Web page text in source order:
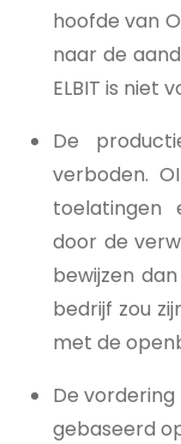
hoofde van
naar de
ELBIT is niet
De
verboden.
toelatingen
door de
bewijzen
bedrijf zou
met de
De
gebaseerd